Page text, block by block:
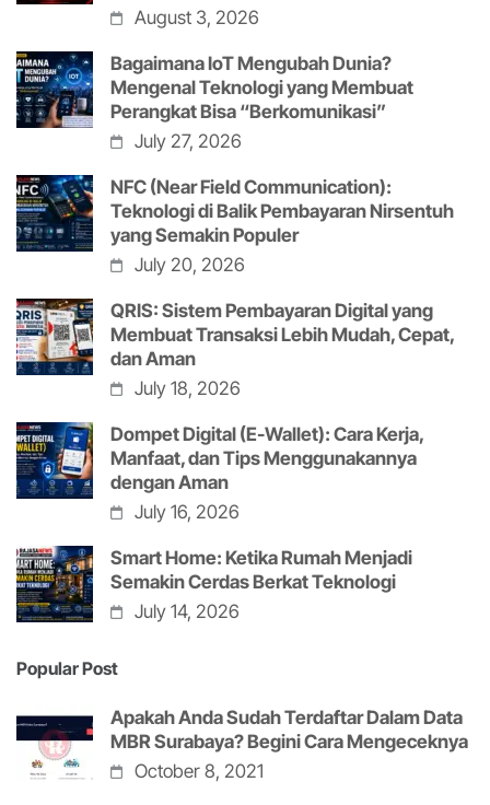
August 3, 2026
Bagaimana IoT Mengubah Dunia?
Mengenal Teknologi yang Membuat
Perangkat Bisa “Berkomunikasi”
July 27, 2026
NFC (Near Field Communication):
Teknologi di Balik Pembayaran Nirsentuh
yang Semakin Populer
July 20, 2026
QRIS: Sistem Pembayaran Digital yang
Membuat Transaksi Lebih Mudah, Cepat,
dan Aman
July 18, 2026
Dompet Digital (E-Wallet): Cara Kerja,
Manfaat, dan Tips Menggunakannya
dengan Aman
July 16, 2026
Smart Home: Ketika Rumah Menjadi
Semakin Cerdas Berkat Teknologi
July 14, 2026
Popular Post
Apakah Anda Sudah Terdaftar Dalam Data
MBR Surabaya? Begini Cara Mengeceknya
October 8, 2021